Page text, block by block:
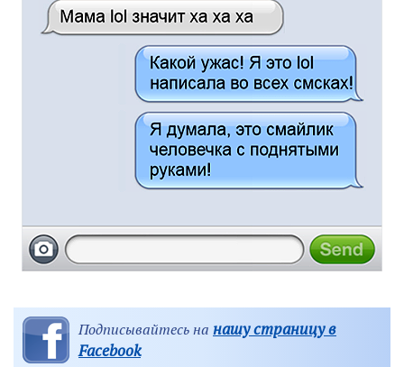
Подписывайтесь на нашу страницу в
Facebook